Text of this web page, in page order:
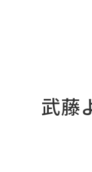
武藤